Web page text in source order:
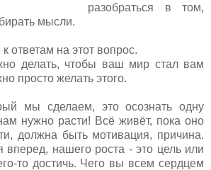
разобраться в том,
мысли.
ответам на этот вопрос.
делать, чтобы ваш мир стал вам
просто желать этого.
мы сделаем, это осознать одну
нужно расти! Всё живёт, пока оно
должна быть мотивация, причина.
вперед, нашего роста - это цель или
то достичь. Чего вы всем сердцем